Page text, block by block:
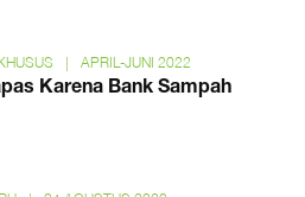
| APRIL-JUNI 2022
Karena Bank Sampah